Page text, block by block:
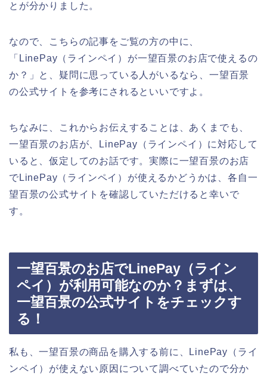
とが分かりました。
なので、こちらの記事をご覧の方の中に、
「LinePay（ラインペイ）が一望百景のお店で使えるの
か？」と、疑問に思っている人がいるなら、一望百景
の公式サイトを参考にされるといいですよ。
ちなみに、これからお伝えすることは、あくまでも、
一望百景のお店が、LinePay（ラインペイ）に対応して
いると、仮定してのお話です。実際に一望百景のお店
でLinePay（ラインペイ）が使えるかどうかは、各自一
望百景の公式サイトを確認していただけると幸いで
す。
一望百景のお店でLinePay（ライン
ペイ）が利用可能なのか？まずは、
一望百景の公式サイトをチェックす
る！
私も、一望百景の商品を購入する前に、LinePay（ライ
ンペイ）が使えない原因について調べていたので分か